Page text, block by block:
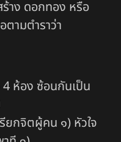
าง ดอกทอง หรือ
ามตำราว่า
4 ห้อง ซ้อนกันเป็น
ยกจิตผู้คน ๑) หัวใจ